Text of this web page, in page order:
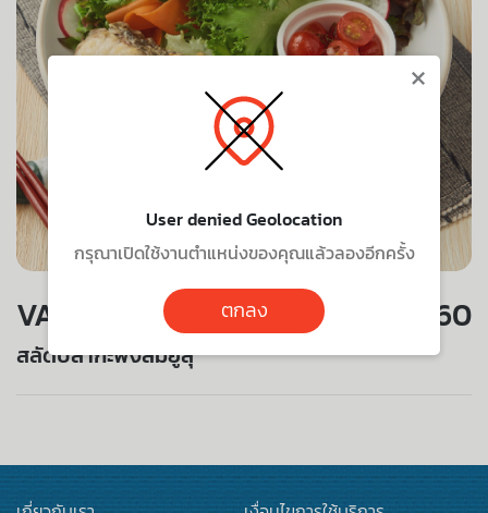
VALUE SET 360
สลัดปลากะพงส้มยูสุ
×
User denied Geolocation
กรุณาเปิดใช้งานตำแหน่งของคุณแล้วลองอีกครั้ง
ตกลง